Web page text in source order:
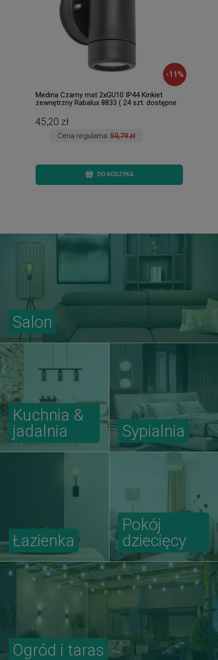
-11%
Medina Czarny mat 2xGU10 IP44 Kinkiet
zewnętrzny Rabalux 8833 ( 24 szt. dostępne
45,20 zł
Cena regularna:50,79 zł
DO KOSZYKA
Salon
Kuchnia &
jadalnia
Sypialnia
Ogród i taras
Łazienka
Pokój
dziecięcy